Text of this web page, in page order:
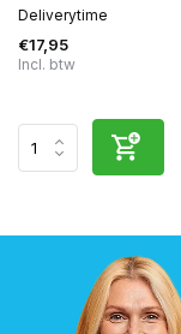
Deliverytime
€17,95
Incl. btw